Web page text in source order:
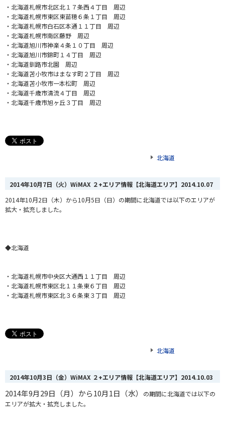
・北海道札幌市北区北１７条西４丁目 周辺
・北海道札幌市東区東苗穂６条１丁目 周辺
・北海道札幌市白石区本通１１丁目 周辺
・北海道札幌市南区藤野 周辺
・北海道旭川市神楽４条１０丁目 周辺
・北海道旭川市錦町１４丁目 周辺
・北海道釧路市北園 周辺
・北海道苫小牧市はまなす町２丁目 周辺
・北海道苫小牧市一本松町 周辺
・北海道千歳市清流４丁目 周辺
・北海道千歳市旭ヶ丘３丁目 周辺
北海道
2014年10月7日（火）WiMAX ２+エリア情報【北海道エリア】 2014.10.07
2014年10月2日（木）から10月5日（日） の期間に北海道では以下のエリアが
拡大・拡充しました。
◆北海道
・北海道札幌市中央区大通西１１丁目 周辺
・北海道札幌市東区北１１条東６丁目 周辺
・北海道札幌市東区北３６条東３丁目 周辺
北海道
2014年10月3日（金）WiMAX ２+エリア情報【北海道エリア】 2014.10.03
2014年9月29日（月）から10月1日（水）
の期間に北海道では以下の
エリアが拡大・拡充しました。